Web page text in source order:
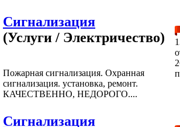
Сигнализация
(Услуги / Электричество)
Пожарная сигнализация. Охранная
сигнализация. установка, ремонт.
КАЧЕСТВЕННО, НЕДОРОГО....
Сигнализация